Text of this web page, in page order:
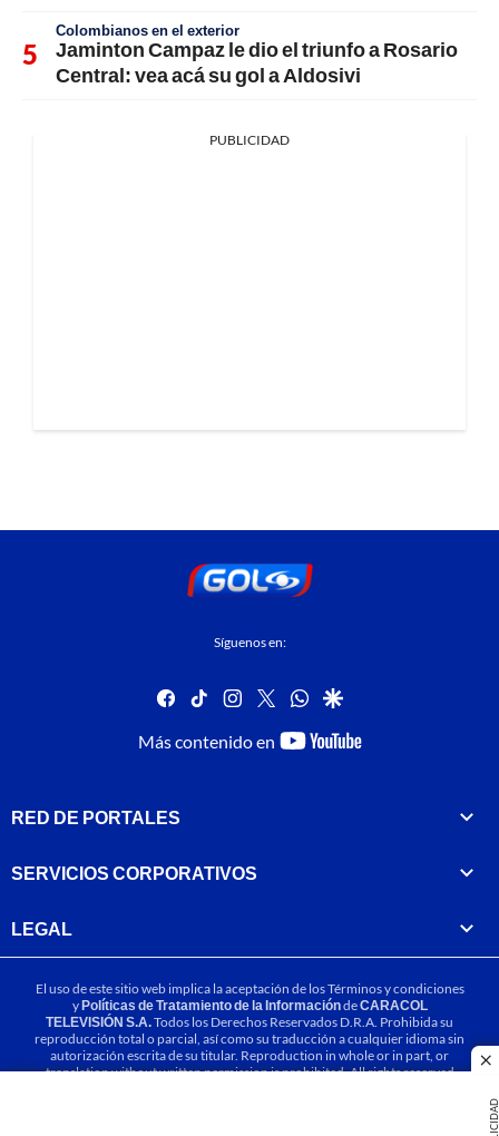
Colombianos en el exterior
Jaminton Campaz le dio el triunfo a Rosario
Central: vea acá su gol a Aldosivi
PUBLICIDAD
Síguenos en:
facebook
tiktok instagram
twitterwhatsapp
google
Más contenido en
youtube-
RED DE PORTALES
SERVICIOS CORPORATIVOS
LEGAL
El uso de este sitio web implica la aceptación de losTérminos y condiciones
yPolíticas de Tratamiento de la InformacióndeCARACOL
TELEVISIÓN S.A.Todos los Derechos Reservados D.R.A. Prohibida su
reproducción total o parcial, así como su traducción a cualquier idioma sin
autorización escrita de su titular. Reproduction in whole or in part, or
translation without written permission is prohibited. All rights reserved